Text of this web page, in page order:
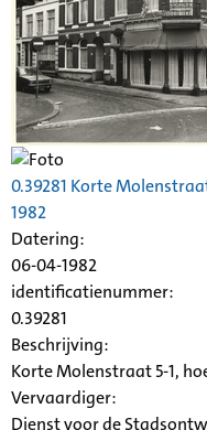
0.39281 Korte
1982
Datering:
06-04-1982
identificatienummer:
0.39281
Beschrijving:
KorteMolenstraat5-1,
Vervaardiger:
Dienst voor de